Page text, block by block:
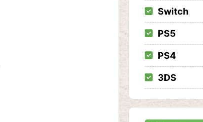
Switch
PS5
PS4
3DS